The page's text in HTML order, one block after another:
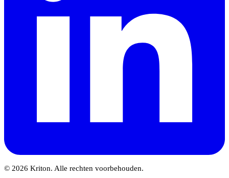
© 2026 Kriton. Alle rechten voorbehouden.